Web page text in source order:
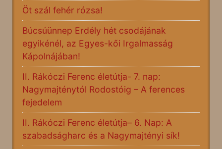
Öt szál fehér rózsa!
Búcsúünnep Erdély hét csodájának
egyikénél, az Egyes-kői Irgalmasság
Kápolnájában!
II. Rákóczi Ferenc életútja- 7. nap:
Nagymajténytól Rodostóig – A ferences
fejedelem
II. Rákóczi Ferenc életútja– 6. Nap: A
szabadságharc és a Nagymajtényi sík!